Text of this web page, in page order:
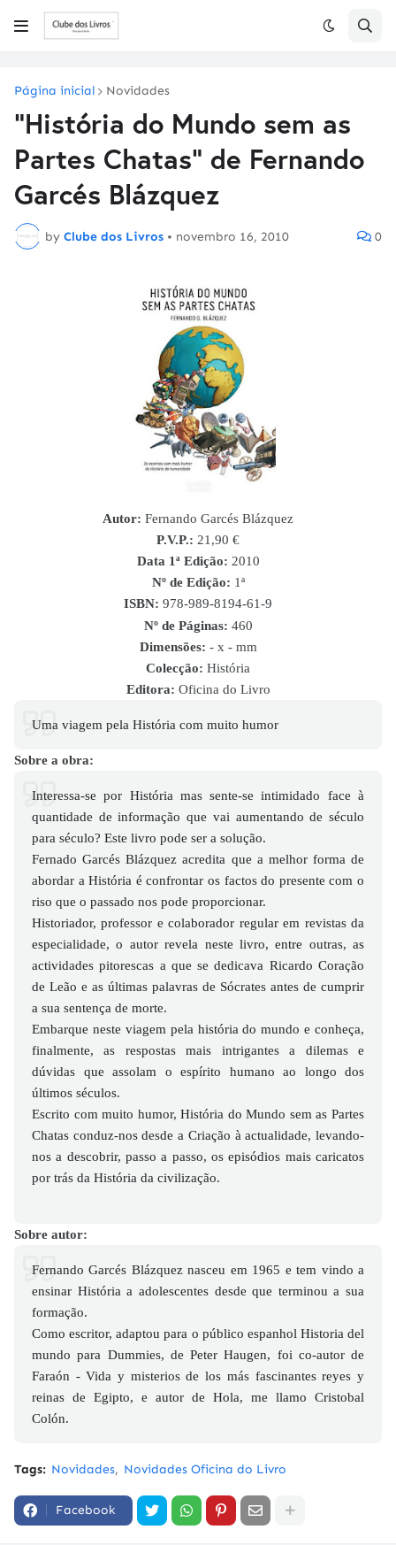
Página inicial Novidades
"História do Mundo sem as
Partes Chatas" de Fernando
Garcés Blázquez
by Clube dos Livros • novembro 16, 2010 0
Autor: Fernando Garcés Blázquez
P.V.P.: 21,90 €
Data 1ª Edição: 2010
Nº de Edição: 1ª
ISBN: 978-989-8194-61-9
Nº de Páginas: 460
Dimensões: - x - mm
Colecção: História
Editora: Oficina do Livro
Uma viagem pela História com muito humor
Sobre a obra:
Interessa-se por História mas sente-se intimidado face à
quantidade de informação que vai aumentando de século
para século? Este livro pode ser a solução.
Fernado Garcés Blázquez acredita que a melhor forma de
abordar a História é confrontar os factos do presente com o
riso que o passado nos pode proporcionar.
Historiador, professor e colaborador regular em revistas da
especialidade, o autor revela neste livro, entre outras, as
actividades pitorescas a que se dedicava Ricardo Coração
de Leão e as últimas palavras de Sócrates antes de cumprir
a sua sentença de morte.
Embarque neste viagem pela história do mundo e conheça,
finalmente, as respostas mais intrigantes a dilemas e
dúvidas que assolam o espírito humano ao longo dos
últimos séculos.
Escrito com muito humor, História do Mundo sem as Partes
Chatas conduz-nos desde a Criação à actualidade, levando-
nos a descobrir, passo a passo, os episódios mais caricatos
por trás da História da civilização.
Sobre autor:
Fernando Garcés Blázquez nasceu em 1965 e tem vindo a
ensinar História a adolescentes desde que terminou a sua
formação.
Como escritor, adaptou para o público espanhol Historia del
mundo para Dummies, de Peter Haugen, foi co-autor de
Faraón - Vida y misterios de los más fascinantes reyes y
reinas de Egipto, e autor de Hola, me llamo Cristobal
Colón.
Tags: Novidades Novidades Oficina do Livro
Facebook